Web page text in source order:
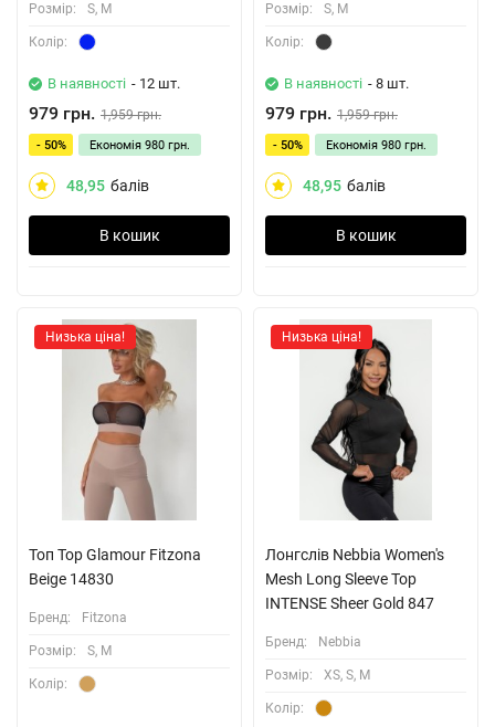
Розмiр: S, M
Колiр:
В наявності - 12 шт.
979 грн. 1,959 грн.
- 50% Економія 980 грн.
48,95 балів
В кошик
Розмiр: S, M
Колiр:
В наявності - 8 шт.
979 грн. 1,959 грн.
- 50% Економія 980 грн.
48,95 балів
В кошик
Низька ціна!
Топ Top Glamour Fitzona
Beige 14830
Бренд: Fitzona
Розмiр: S, M
Колiр:
Низька ціна!
Лонгслів Nebbia Women's
Mesh Long Sleeve Top
INTENSE Sheer Gold 847
Бренд: Nebbia
Розмiр: XS, S, M
Колiр: